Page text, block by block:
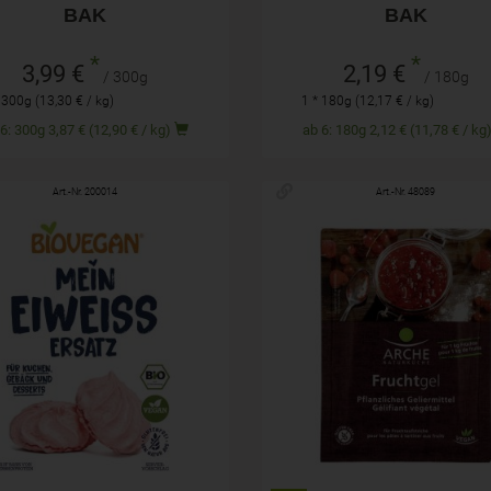
BAK
3,99 € * / 300g
(13,30 € / kg)
ab 6: 300g 3,87 € (12,90 € / kg)
BAK
2,19 € * / 180g
1 * 180g (12,17 € / kg)
ab 6: 180g 2,12 € (11,78 € /
Art.-Nr. 200014
2x10g
Art.-Nr. 48089
22g
1,69